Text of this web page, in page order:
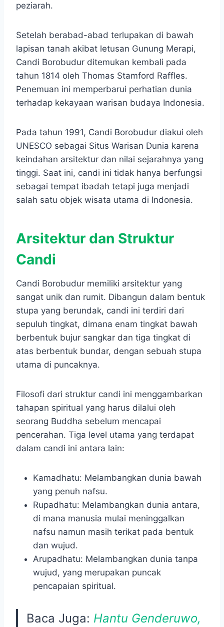
peziarah.
Setelah berabad-abad terlupakan di bawah
lapisan tanah akibat letusan Gunung Merapi,
Candi Borobudur ditemukan kembali pada
tahun 1814 oleh Thomas Stamford Raffles.
Penemuan ini memperbarui perhatian dunia
terhadap kekayaan warisan budaya Indonesia. ​
Pada tahun 1991, Candi Borobudur diakui oleh
UNESCO sebagai Situs Warisan Dunia karena
keindahan arsitektur dan nilai sejarahnya yang
tinggi.​ Saat ini, candi ini tidak hanya berfungsi
sebagai tempat ibadah tetapi juga menjadi
salah satu objek wisata utama di Indonesia.
Arsitektur dan Struktur
Candi
Candi Borobudur memiliki arsitektur yang
sangat unik dan rumit. Dibangun dalam bentuk
stupa yang berundak, candi ini terdiri dari
sepuluh tingkat, dimana enam tingkat bawah
berbentuk bujur sangkar dan tiga tingkat di
atas berbentuk bundar, dengan sebuah stupa
utama di puncaknya.
Filosofi dari struktur candi ini menggambarkan
tahapan spiritual yang harus dilalui oleh
seorang Buddha sebelum mencapai
pencerahan. Tiga level utama yang terdapat
dalam candi ini antara lain:
Kamadhatu: Melambangkan dunia bawah
yang penuh nafsu.
Rupadhatu: Melambangkan dunia antara,
di mana manusia mulai meninggalkan
nafsu namun masih terikat pada bentuk
dan wujud.
Arupadhatu: Melambangkan dunia tanpa
wujud, yang merupakan puncak
pencapaian spiritual.
Baca Juga: Hantu Genderuwo,